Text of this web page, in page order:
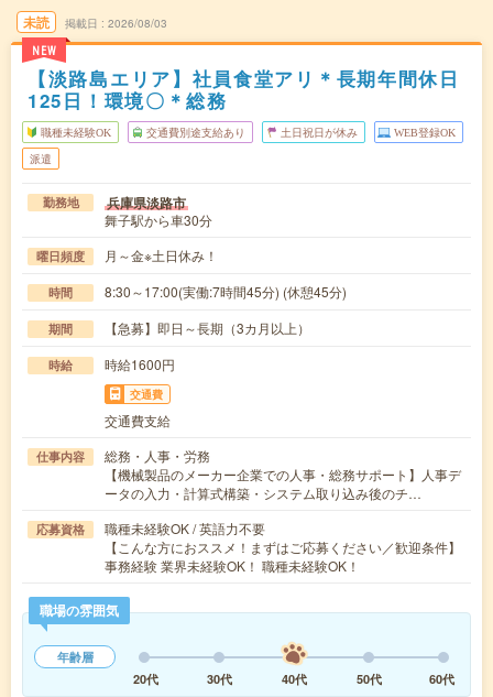
未読
NEW
掲載日 2026/08/03
【淡路島エリア】社員食堂アリ＊長期年間休日
125日！環境〇＊総務
職種未経験OK 交通費別途支給あり 土日祝日が休み WEB登録OK
派遣
勤務地 兵庫県淡路市
舞子駅から車30分
曜日頻度 月～金※土日休み！
時間 8:30～17:00(実働:7時間45分) (休憩45分)
期間 【急募】即日～長期（3カ月以上）
時給 時給1600円
交通費
交通費支給
仕事内容
総務・人事・労務
【機械製品のメーカー企業での人事・総務サポート】人事デ
ータの入力・計算式構築・システム取り込み後のチ…
応募資格
職種未経験OK / 英語力不要
【こんな方におススメ！まずはご応募ください／歓迎条件】
事務経験 業界未経験OK！ 職種未経験OK！
職場の雰囲気
年齢層
20代
30代 40代 50代 60代